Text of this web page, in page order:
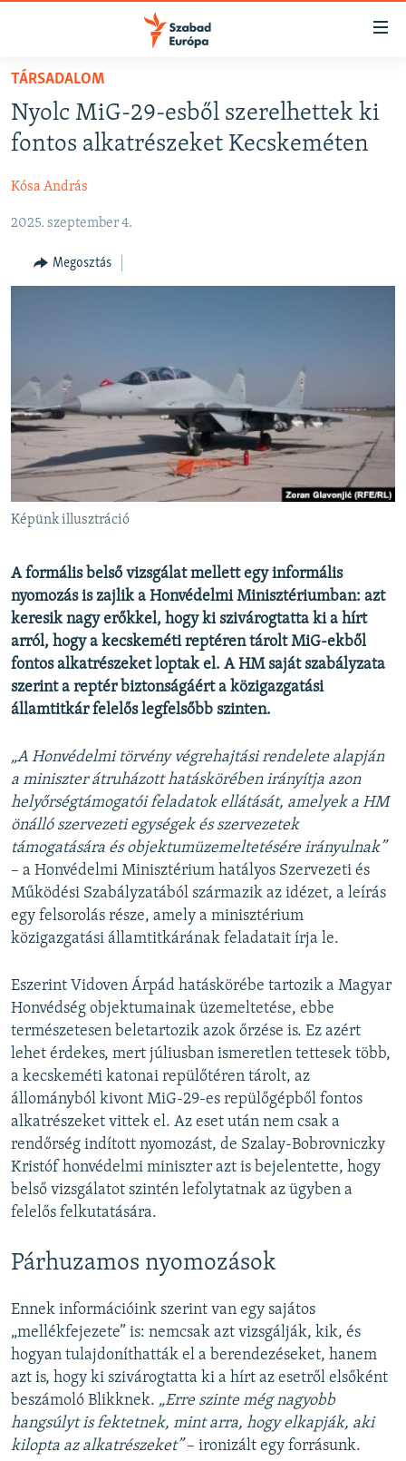
Akadálymentes
Ugrás
fő
oldalra
Ugrás
NAPIRENDEN
AKTUÁLIS
VIDEÓK
ELEMZŐ
NER15
A PÉNZ NYOMÁBAN
EURÓPAI UNIÓ
VILÁG
KLÍMAVÁLTOZÁS
A MÚLT TANULSÁGAI
KÖVESSEN MINKET!
Valamennyi RFE/RL weboldal
TÁRSADALOM
Nyolc MiG-29-esből szerelhettek ki
fontos alkatrészeket Kecskeméten
Kósa András
2025. szeptember 4.
Megosztás
Képünk illusztráció
A formális belső vizsgálat mellett egy informális
nyomozás is zajlik a Honvédelmi Minisztériumban: azt
keresik nagy erőkkel, hogy ki szivárogtatta ki a hírt
arról, hogy a kecskeméti reptéren tárolt MiG-ekből
fontos alkatrészeket loptak el. A HM saját szabályzata
szerint a reptér biztonságáért a közigazgatási
államtitkár felelős legfelsőbb szinten.
„A Honvédelmi törvény végrehajtási rendelete alapján
a miniszter átruházott hatáskörében irányítja azon
helyőrségtámogatói feladatok ellátását, amelyek a HM
önálló szervezeti egységek és szervezetek
támogatására és objektumüzemeltetésére irányulnak”
– a Honvédelmi Minisztérium hatályos Szervezeti és
Működési Szabályzatából származik az idézet, a leírás
egy felsorolás része, amely a minisztérium
közigazgatási államtitkárának feladatait írja le.
Eszerint Vidoven Árpád hatáskörébe tartozik a Magyar
Honvédség objektumainak üzemeltetése, ebbe
természetesen beletartozik azok őrzése is. Ez azért
lehet érdekes, mert júliusban ismeretlen tettesek több,
a kecskeméti katonai repülőtéren tárolt, az
állományból kivont MiG-29-es repülőgépből fontos
alkatrészeket vittek el. Az eset után nem csak a
rendőrség indított nyomozást, de Szalay-Bobrovniczky
Kristóf honvédelmi miniszter azt is bejelentette, hogy
belső vizsgálatot szintén lefolytatnak az ügyben a
felelős felkutatására.
Párhuzamos nyomozások
Ennek információink szerint van egy sajátos
„mellékfejezete” is: nemcsak azt vizsgálják, kik, és
hogyan tulajdoníthatták el a berendezéseket, hanem
azt is, hogy ki szivárogtatta ki a hírt az esetről elsőként
beszámoló Blikknek. „Erre szinte még nagyobb
hangsúlyt is fektetnek, mint arra, hogy elkapják, aki
kilopta az alkatrészeket”– ironizált egy forrásunk.